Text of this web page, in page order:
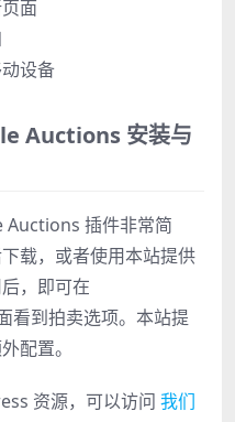
面
设备
Auctions 安装与
插件非常简
载，或者使用本站提供
，即可在
看到拍卖选项。本站提
配置。
资源，可以访问 我们